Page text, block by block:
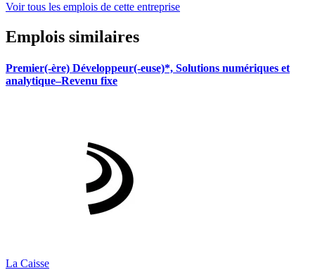
Voir tous les emplois de cette entreprise
Emplois similaires
Premier(-ère) Développeur(-euse)*, Solutions numériques et
analytique–Revenu fixe
La Caisse